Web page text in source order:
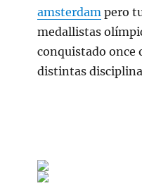
amsterdampero
medallistas
conquistado once
distintas